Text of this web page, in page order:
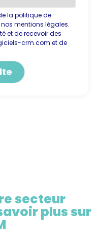
la politique de
mentions légales.
et de recevoir des
crm.com et de
secteur
plus sur